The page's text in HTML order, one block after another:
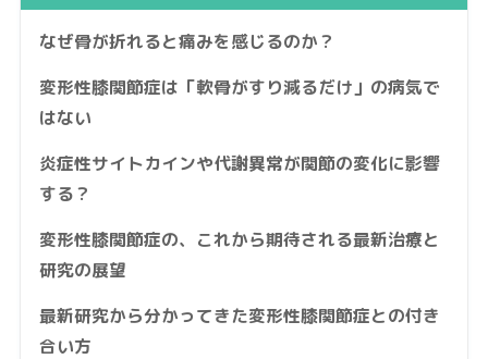
なぜ骨が折れると痛みを感じるのか？
変形性膝関節症は「軟骨がすり減るだけ」の病気で
はない
炎症性サイトカインや代謝異常が関節の変化に影響
する？
変形性膝関節症の、これから期待される最新治療と
研究の展望
最新研究から分かってきた変形性膝関節症との付き
合い方